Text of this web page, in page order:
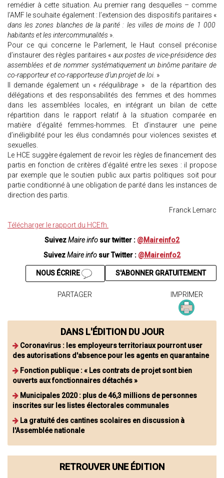
remédier à cette situation. Au premier rang desquelles – comme
l’AMF le souhaite également : l’extension des dispositifs paritaires «
dans les zones blanches de la parité : les villes de moins de 1 000
habitants et les intercommunalités ».
Pour ce qui concerne le Parlement, le Haut conseil préconise
d’instaurer des règles paritaires « aux postes de vice-présidence des
assemblées et de nommer systématiquement un binôme paritaire de
co-rapporteur et co-rapporteuse d’un projet de loi. »
Il demande également un «rééquilibrage » de la répartition des
délégations et des responsabilités des femmes et des hommes
dans les assemblées locales, en intégrant un bilan de cette
répartition dans le rapport relatif à la situation comparée en
matière d’égalité femmes-hommes. Et d’instaurer une peine
d’inéligibilité pour les élus condamnés pour violences sexistes et
sexuelles.
Le HCE suggère également de revoir les règles de financement des
partis en fonction de critères d’égalité entre les sexes : il propose
par exemple que le soutien public aux partis politiques soit pour
partie conditionné à une obligation de parité dans les instances de
direction des partis.
Franck Lemarc
Télécharger le rapport du HCEfh.
SuivezMaire info sur twitter : @Maireinfo2
SuivezMaire info sur Twitter : @Maireinfo2
S'ABONNER GRATUITEMENT
NOUS ÉCRIRE
PARTAGER IMPRIMER
DANS L'ÉDITION DU JOUR
Coronavirus : les employeurs territoriaux pourront user
des autorisations d'absence pour les agents en quarantaine
Fonction publique : « Les contrats de projet sont bien
ouverts aux fonctionnaires détachés »
Municipales 2020 : plus de 46,3 millions de personnes
inscrites sur les listes électorales communales
La gratuité des cantines scolaires en discussion à
l'Assemblée nationale
RETROUVER UNE ÉDITION